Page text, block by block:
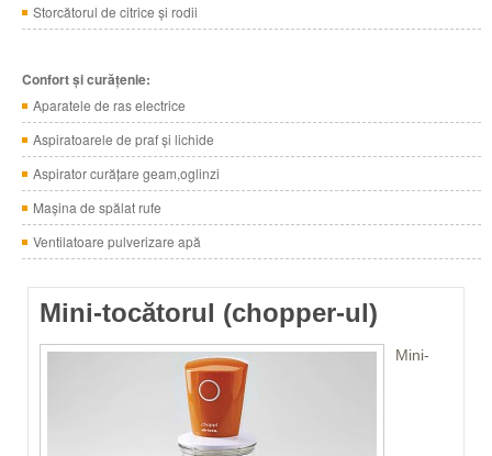
Storcătorul de citrice şi rodii
Confort şi curăţenie:
Aparatele de ras electrice
Aspiratoarele de praf şi lichide
Aspirator curăţare geam,oglinzi
Maşina de spălat rufe
Ventilatoare pulverizare apă
Mini-tocătorul (chopper-ul)
Mini-